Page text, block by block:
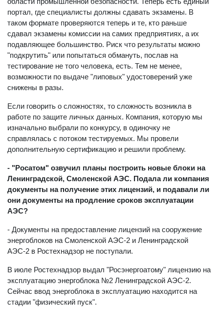
портал, где специалисты должны сдавать экзамены. В
таком формате проверяются теперь и те, кто раньше
сдавал экзамены комиссии на самих предприятиях, а их
подавляющее большинство. Риск что результаты можно
"подкрутить" или попытаться обмануть, послав на
тестирование не того человека, есть. Тем не менее,
возможности по выдаче "липовых" удостоверений уже
снижены в разы.
Если говорить о сложностях, то сложность возникла в
работе по защите личных данных. Компания, которую мы
изначально выбрали по конкурсу, в одиночку не
справлялась с потоком тестируемых. Мы провели
дополнительную сертификацию и решили проблему.
- "Росатом" озвучил планы построить новые блоки на
Ленинградской, Смоленской АЭС. Подала ли компания
документы на получение этих лицензий, и подавали ли
они документы на продление сроков эксплуатации
АЭС?
- Документы на предоставление лицензий на сооружение
энергоблоков на Смоленской АЭС-2 и Ленинградской
АЭС-2 в Ростехнадзор не поступали.
В июле Ростехнадзор выдал "Росэнергоатому" лицензию на
эксплуатацию энергоблока №2 Ленинградской АЭС-2.
Сейчас ввод энергоблока в эксплуатацию находится на
стадии "физический пуск".